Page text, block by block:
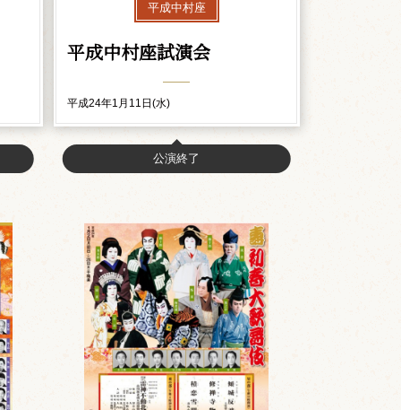
平成中村座
平成中村座試演会
平成24年1月11日(水)
公演終了